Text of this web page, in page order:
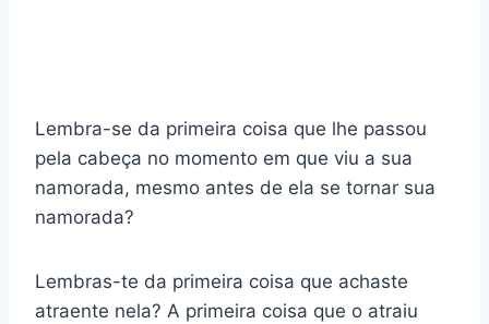
Lembra-se da primeira coisa que lhe passou
pela cabeça no momento em que viu a sua
namorada, mesmo antes de ela se tornar sua
namorada?
Lembras-te da primeira coisa que achaste
atraente nela? A primeira coisa que o atraiu